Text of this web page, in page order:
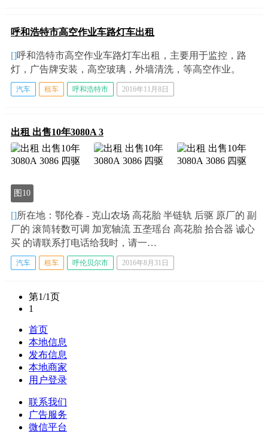
呼和浩特市高空作业车路灯车出租
[]呼和浩特市高空作业车路灯车出租，主要用于监控，路
灯，广告牌安装，高空玻璃，外墙清洗，等高空作业。
汽车 租车 呼和浩特市 2016年11月8日
出租 出售10年3080A 3
图10
[]所在地：鄂伦春 - 克山农场 高花胎 半链轨 后驱 原厂的 副
厂的 滚筒转数可调 加宽轴流 五垄瑶台 高花胎 拾合器 诚心
买 的请联系打电话给我时，请一…
汽车 租车 呼伦贝尔市 2016年8月31日
第1/1页
1
首页
本地信息
发布信息
本地商家
用户登录
联系我们
广告服务
微信平台